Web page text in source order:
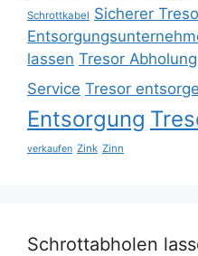
Schrottkabel Sicherer
lassen Tresor Abholung
Service Tresor
Entsorgung
verkaufen Zink Zinn
Schrottabholen